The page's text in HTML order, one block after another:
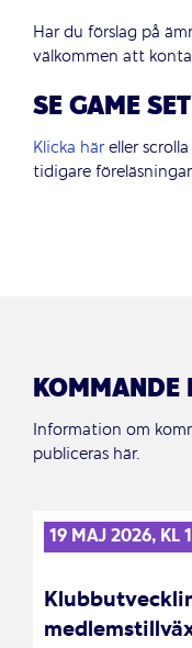
Har du förslag på
välkommen att
SE GAME
Klicka häreller
tidigare
KOMMANDE
Information om
publiceras här.
19 MAJ 2026, KL